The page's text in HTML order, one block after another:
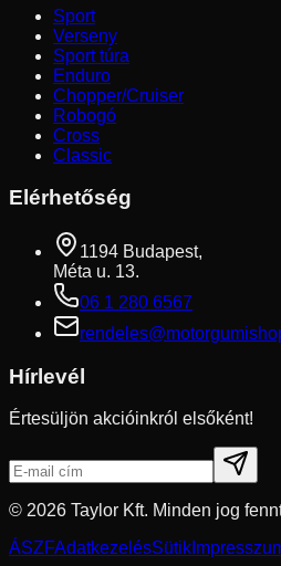
Sport
Verseny
Sport túra
Enduro
Chopper/Cruiser
Robogó
Cross
Classic
Elérhetőség
1194 Budapest,
Méta u. 13.
06 1 280 6567
Hírlevél
Értesüljön akcióinkról elsőként!
© 2026 Taylor Kft. Minden jog
ÁSZFAdatkezelésSütik